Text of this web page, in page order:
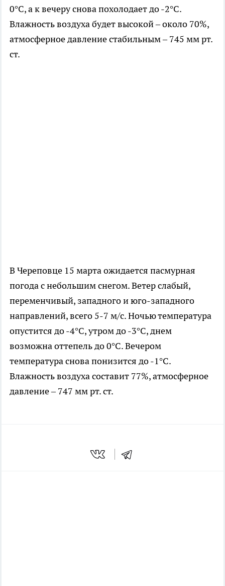
0°C, а к вечеру снова похолодает до -2°C.
Влажность воздуха будет высокой – около 70%,
атмосферное давление стабильным – 745 мм рт.
ст.
В Череповце 15 марта ожидается пасмурная
погода с небольшим снегом. Ветер слабый,
переменчивый, западного и юго-западного
направлений, всего 5-7 м/с. Ночью температура
опустится до -4°C, утром до -3°C, днем
возможна оттепель до 0°C. Вечером
температура снова понизится до -1°C.
Влажность воздуха составит 77%, атмосферное
давление – 747 мм рт. ст.